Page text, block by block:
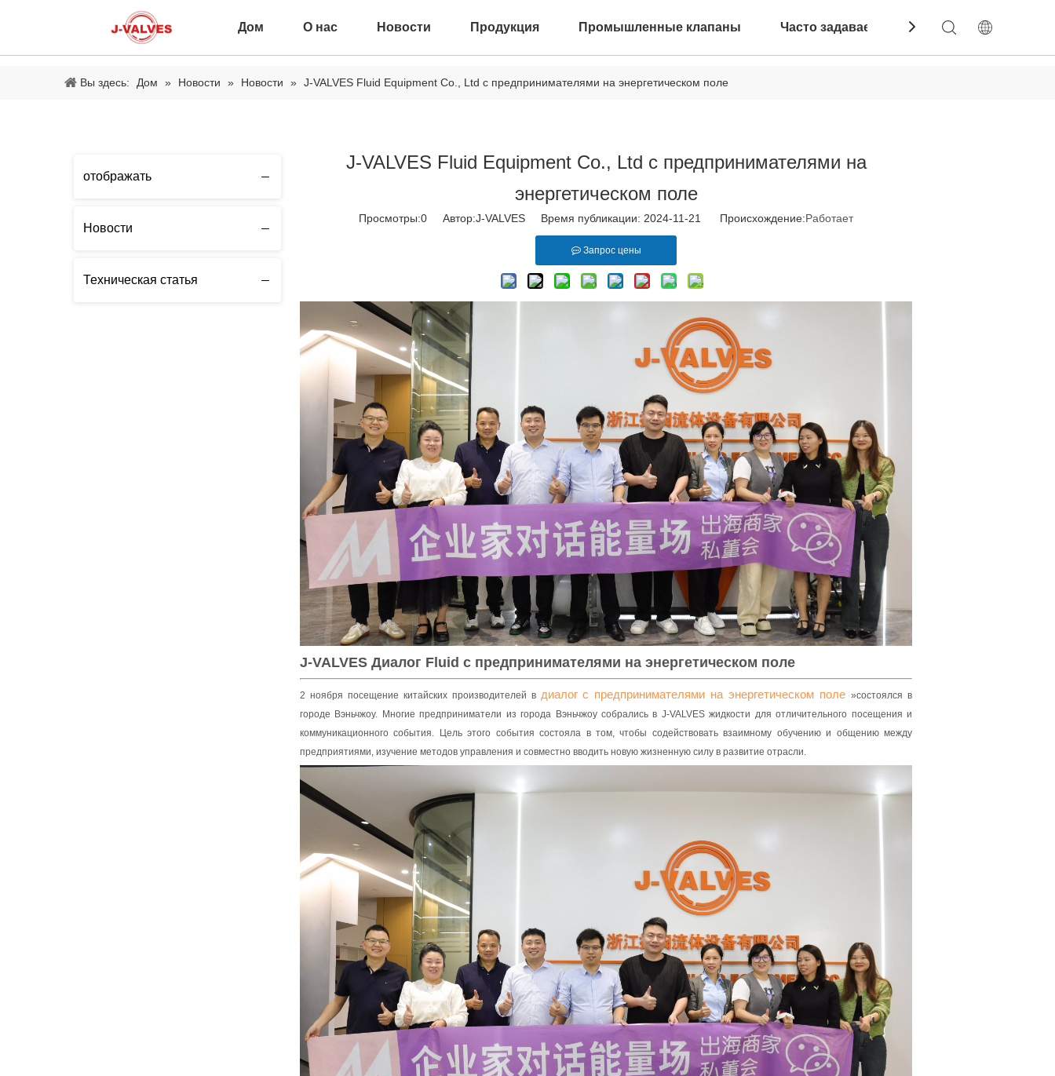
Дом О нас Новости Продукция Промышленные клапаны Часто задаваемые вопросы
Вы здесь: Дом » Новости » Новости » J-VALVES Fluid Equipment Co., Ltd с предпринимателями на энергетическом поле
отображать
Новости
Техническая статья
J-VALVES Fluid Equipment Co., Ltd с предпринимателями на
энергетическом поле
Просмотры:0 Автор:J-VALVES Время публикации: 2024-11-21 Происхождение:Работает
Запрос цены
J-VALVES Диалог Fluid с предпринимателями на энергетическом поле
2 ноября посещение китайских производителей в диалог с предпринимателями на энергетическом поле»состоялся в
городе Вэньчжоу. Многие предприниматели из города Вэньчжоу собрались в J-VALVES жидкости для отличительного посещения и
коммуникационного события. Цель этого события состояла в том, чтобы содействовать взаимному обучению и общению между
предприятиями, изучение методов управления и совместно вводить новую жизненную силу в развитие отрасли.